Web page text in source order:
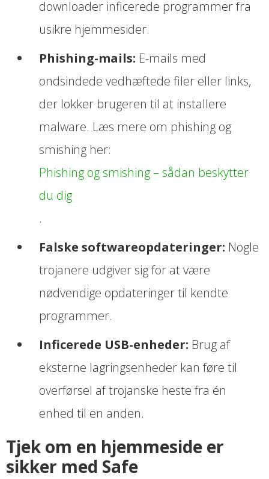
downloader inficerede programmer fra
usikre hjemmesider.
Phishing-mails: E-mails med
ondsindede vedhæftede filer eller links,
der lokker brugeren til at installere
malware. Læs mere om phishing og
smishing her:
Phishing og smishing – sådan beskytter
du dig
.
Falske softwareopdateringer: Nogle
trojanere udgiver sig for at være
nødvendige opdateringer til kendte
programmer.
Inficerede USB-enheder: Brug af
eksterne lagringsenheder kan føre til
overførsel af trojanske heste fra én
enhed til en anden.
Tjek om en hjemmeside er
sikker med Safe